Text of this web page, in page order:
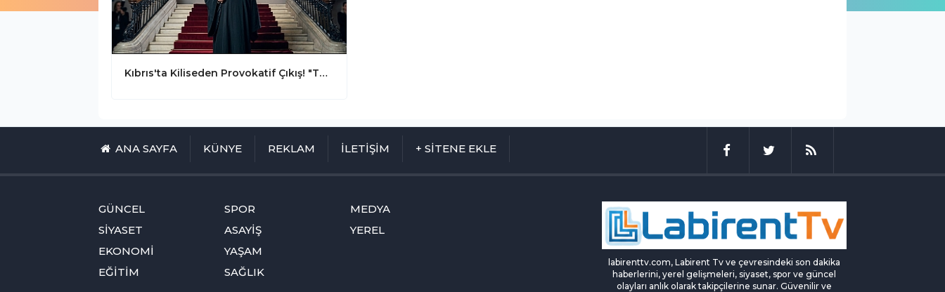
Kıbrıs'ta Kiliseden Provokatif Çıkış! "Türkiye'nin Hedefi Adanın Tamamı"
ANA SAYFA KÜNYE REKLAM İLETİŞİM + SİTENE EKLE
GÜNCEL
SİYASET
EKONOMİ
EĞİTİM
SPOR
ASAYİŞ
YAŞAM
SAĞLIK
MEDYA
YEREL
labirenttv.com, Labirent Tv ve çevresindeki son dakika
haberlerini, yerel gelişmeleri, siyaset, spor ve güncel
olayları anlık olarak takipçilerine sunar. Güvenilir ve